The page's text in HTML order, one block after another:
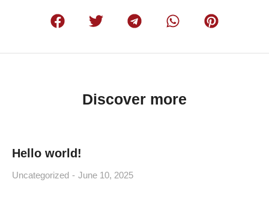
Discover more
Hello world!
Uncategorized June 10, 2025